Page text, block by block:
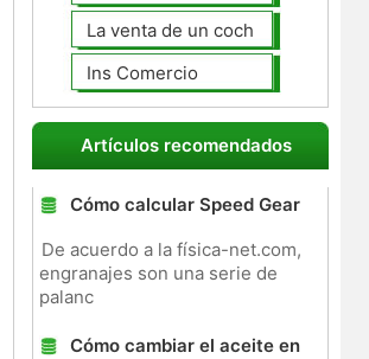
La venta de un coche a un taller de
Ins Comercio
Artículos recomendados
Cómo calcular Speed ​​Gear
De acuerdo a la física-net.com,
engranajes son una serie de
palanc
Cómo cambiar el aceite en